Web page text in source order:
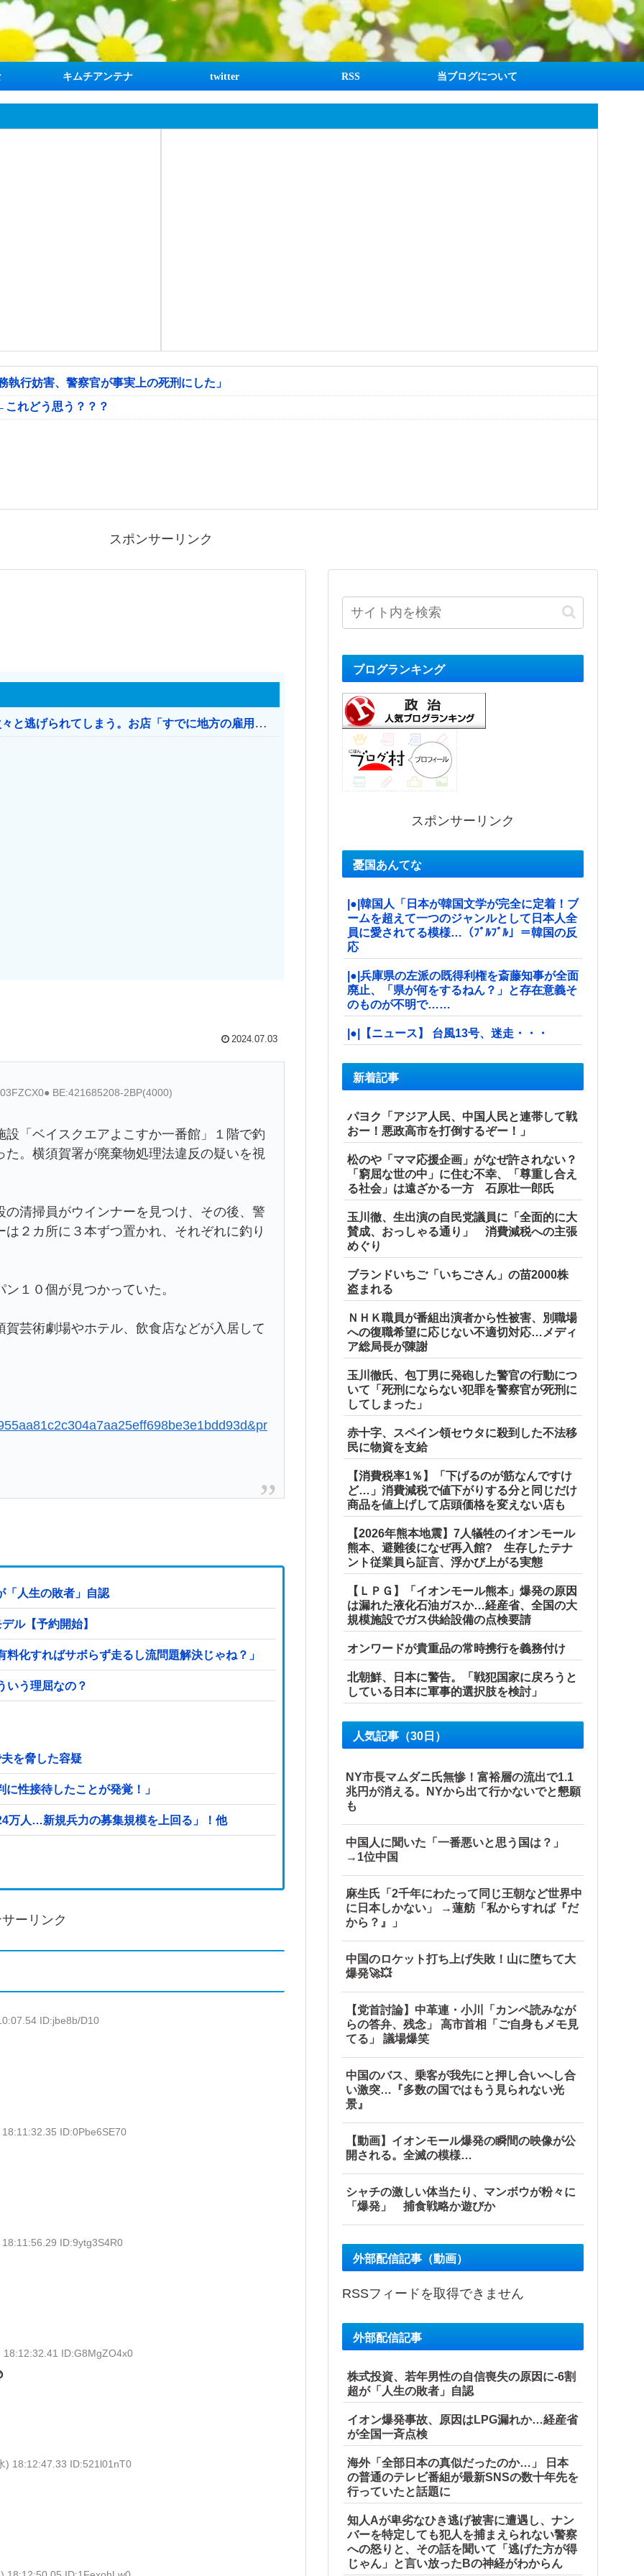
キムチアンテナ twitter RSS 当ブログについて
行妨害、警察官が事実上の死刑にした」
れどう思う？？？
スポンサーリンク
日本のお店、時給1500円でもミャンマー人に次々と逃げられてしまう。お店「すでに地方の雇用は崩壊」
2024.07.03
BE:421685208-2BP(4000)
「ベイスクエアよこすか一番館」１階で釣
。横須賀署が廃棄物処理法違反の疑いを視
清掃員がウインナーを見つけ、その後、警
２カ所に３本ずつ置かれ、それぞれに釣り
１０個が見つかっていた。
芸術劇場やホテル、飲食店などが入居して
「人生の敗者」自認
ル【予約開始】
化すればサボらず走るし流問題解決じゃね？」
いう理屈なの？
を脅した容疑
性接待したことが発覚！」
万人…新規兵力の募集規模を上回る」！他
ーリンク
ID:jbe8b/D10
ID:0Pbe6SE70
ID:9ytg3S4R0
18:12:32.41 ID:G8MgZO4x0
) 18:12:47.33 ID:521l01nT0
ブログランキング
スポンサーリンク
憂国あんてな
|●|韓国人「日本が韓国文学が完全に定着！ブ
ームを超えて一つのジャンルとして日本人全
員に愛されてる模様…（ﾌﾞﾙﾌﾞﾙ」＝韓国の反
応
|●|兵庫県の左派の既得利権を斎藤知事が全面
廃止、「県が何をするねん？」と存在意義そ
のものが不明で……
|●|【ニュース】 台風13号、迷走・・・
新着記事
パヨク「アジア人民、中国人民と連帯して戦
おー！悪政高市を打倒するぞー！」
松のや「ママ応援企画」がなぜ許されない？
「窮屈な世の中」に住む不幸、「尊重し合え
る社会」は遠ざかる一方 石原壮一郎氏
玉川徹、生出演の自民党議員に「全面的に大
賛成、おっしゃる通り」 消費減税への主張
めぐり
ブランドいちご「いちごさん」の苗2000株
盗まれる
ＮＨＫ職員が番組出演者から性被害、別職場
への復職希望に応じない不適切対応…メディ
ア総局長が陳謝
玉川徹氏、包丁男に発砲した警官の行動につ
いて「死刑にならない犯罪を警察官が死刑に
してしまった」
赤十字、スペイン領セウタに殺到した不法移
民に物資を支給
【消費税率1％】「下げるのが筋なんですけ
ど…」消費減税で値下がりする分と同じだけ
商品を値上げして店頭価格を変えない店も
【2026年熊本地震】7人犠牲のイオンモール
熊本、避難後になぜ再入館? 生存したテナ
ント従業員ら証言、浮かび上がる実態
【ＬＰＧ】「イオンモール熊本」爆発の原因
は漏れた液化石油ガスか…経産省、全国の大
規模施設でガス供給設備の点検要請
オンワードが貴重品の常時携行を義務付け
北朝鮮、日本に警告。「戦犯国家に戻ろうと
している日本に軍事的選択肢を検討」
人気記事（30日）
NY市長マムダニ氏無惨！富裕層の流出で1.1
兆円が消える。NYから出て行かないでと懇願
も
中国人に聞いた「一番悪いと思う国は？」
→1位中国
麻生氏「2千年にわたって同じ王朝など世界中
に日本しかない」 →蓮舫「私からすれば『だ
から？』」
中国のロケット打ち上げ失敗！山に堕ちて大
爆発🚀💥
【党首討論】中革連・小川「カンペ読みなが
らの答弁、残念」 高市首相「ご自身もメモ見
てる」 議場爆笑
中国のバス、乗客が我先にと押し合いへし合
い激突…『多数の国ではもう見られない光
景』
【動画】イオンモール爆発の瞬間の映像が公
開される。全滅の模様…
シャチの激しい体当たり、マンボウが粉々に
「爆発」 捕食戦略か遊びか
外部配信記事（動画）
RSSフィードを取得できません
外部配信記事
株式投資、若年男性の自信喪失の原因に-6割
超が「人生の敗者」自認
イオン爆発事故、原因はLPG漏れか…経産省
が全国一斉点検
海外「全部日本の真似だったのか…」 日本
の普通のテレビ番組が最新SNSの数十年先を
行っていたと話題に
知人Aが卑劣なひき逃げ被害に遭遇し、ナン
バーを特定しても犯人を捕まえられない警察
への怒りと、その話を聞いて「逃げた方が得
じゃん」と言い放ったBの神経がわからん